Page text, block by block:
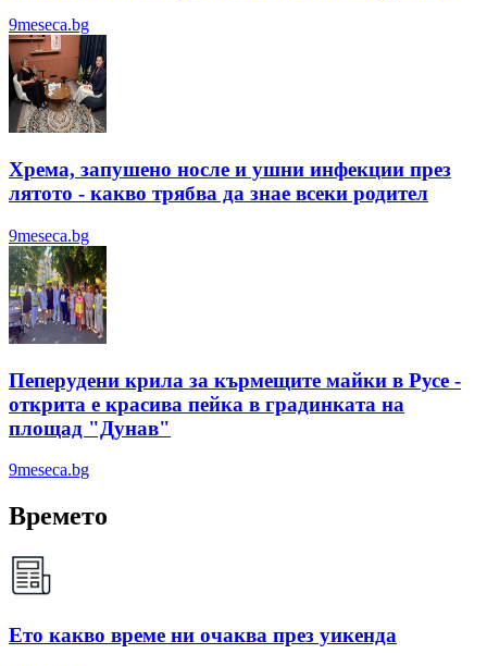
9meseca.bg
Хрема, запушено носле и ушни инфекции през
лятотo - какво трябва да знае всеки родител
9meseca.bg
Пеперудени крила за кърмещите майки в Русе -
открита е красива пейка в градинката на
площад "Дунав"
9meseca.bg
Времето
Ето какво време ни очаква през уикенда